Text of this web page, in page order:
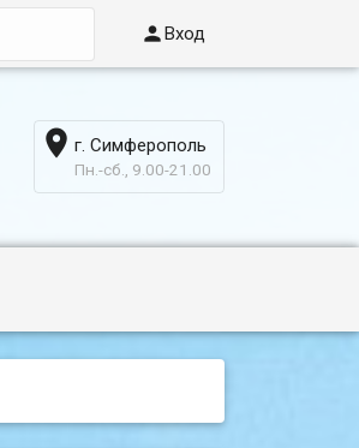
Вход
 г. Симферополь
Пн.-сб., 9.00-21.00